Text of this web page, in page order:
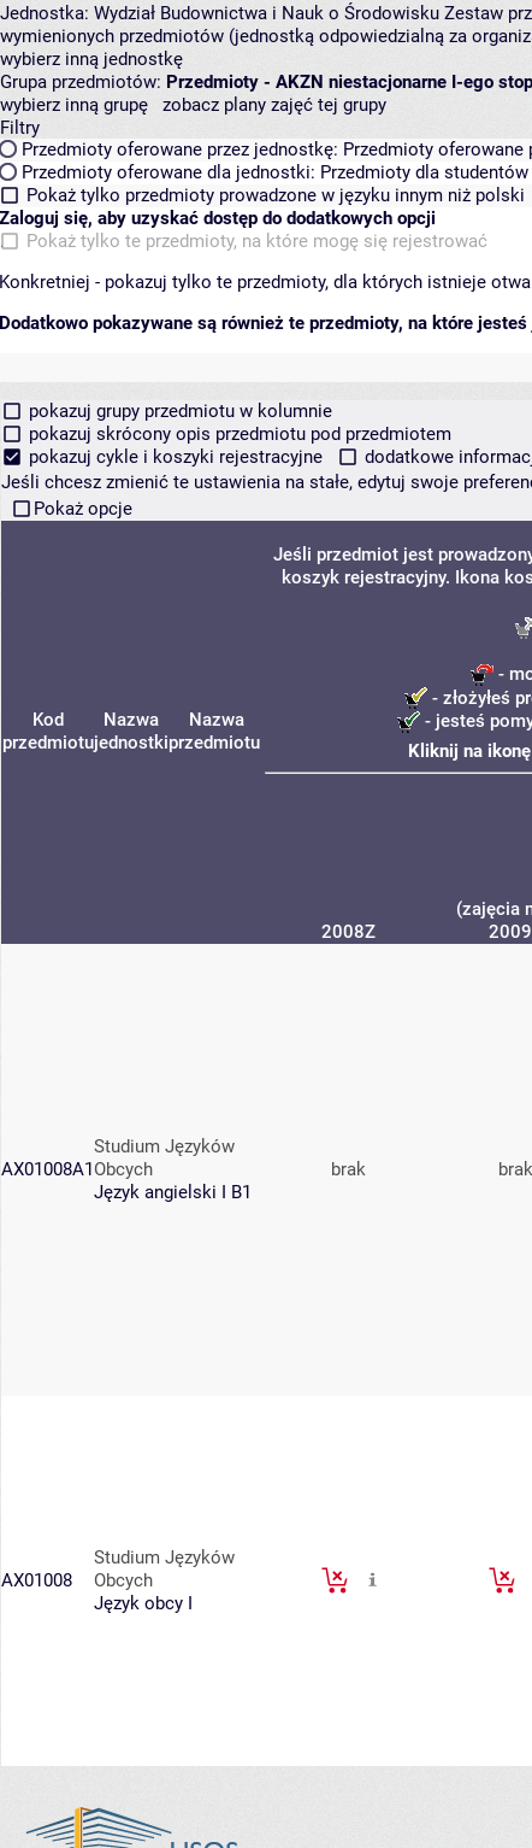
Jednostka: Wydział Budownictwa i Nauk o Środowisku Zestaw
wymienionych przedmiotów (jednostką odpowiedzialną za
wybierz inną jednostkę
Grupa przedmiotów: Przedmioty - AKZN niestacjonarne I-ego
wybierz inną grupę
zobacz plany zajęć tej grupy
Filtry
Przedmioty oferowane przez jednostkę: Przedmioty
Przedmioty oferowane dla jednostki: Przedmioty dla
Pokaż tylko przedmioty prowadzone w języku innym niż polski
Zaloguj się, aby uzyskać dostęp do dodatkowych opcji
Pokaż tylko te przedmioty, na które mogę się rejestrować
Konkretniej - pokazuj tylko te przedmioty, dla których istnieje
Dodatkowo pokazywane są również te przedmioty, na które
pokazuj grupy przedmiotu w kolumnie
pokazuj skrócony opis przedmiotu pod przedmiotem
pokazuj cykle i koszyki rejestracyjne
dodatkowe
Jeśli chcesz zmienić te ustawienia na stałe, edytuj swoje
Pokaż opcje
Kod
przedmiotu
Nazwa
jednostki
Nazwa
przedmiotu
Jeśli przedmiot jest
koszyk rejestracyjny. Ikona
-
- złożyłeś
- jesteś
Kliknij na
(zajęcia
2008Z
AX01008A1
Studium Języków
Obcych
Język angielski I B1
brak brak
AX01008
Studium Języków
Obcych
Język obcy I